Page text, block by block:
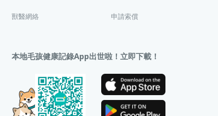
獸醫網絡 申請索償
本地毛孩健康記錄App出世啦！立即下載！